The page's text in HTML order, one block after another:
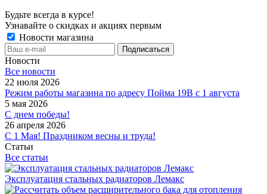
Будьте всегда в курсе!
Узнавайте о скидках и акциях первым
Новости магазина
Новости
Все новости
22 июля 2026
Режим работы магазина по адресу Пойма 19В с 1 августа
5 мая 2026
С днем победы!
26 апреля 2026
С 1 Мая! Праздником весны и труда!
Статьи
Все статьи
Эксплуатация стальных радиаторов Лемакс